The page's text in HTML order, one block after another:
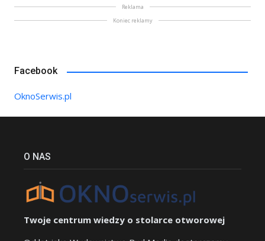
Reklama
Koniec reklamy
Facebook
OknoSerwis.pl
O NAS
Twoje centrum wiedzy o stolarce otworowej